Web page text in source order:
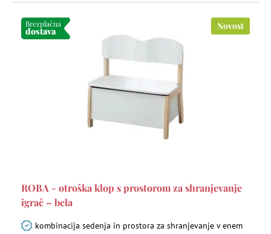
Brezplačna
dostava Novost
ROBA - otroška klop s prostorom za shranjevanje
igrač – bela
kombinacija sedenja in prostora za shranjevanje v enem